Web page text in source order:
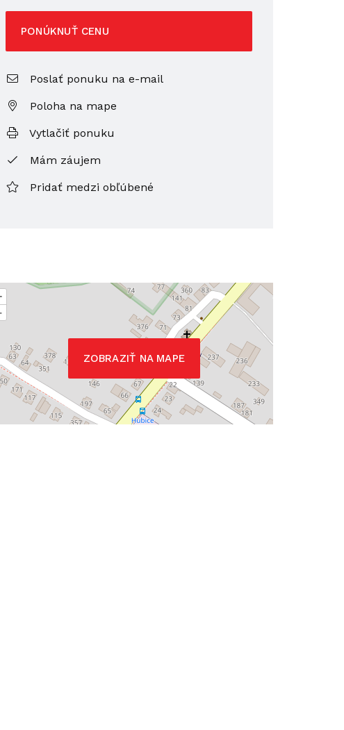
PONÚKNUŤ CENU
Poslať ponuku na e-mail
Poloha na mape
Vytlačiť ponuku
Mám záujem
Pridať medzi obľúbené
ZOBRAZIŤ NA MAPE